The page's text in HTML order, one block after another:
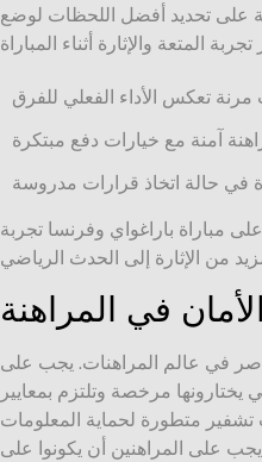
على تحديد أفضل اللحظات لوضع
مباراة باراغواي وفرنسا تجربة
في المراهنة
في عالم المراهنات. يجب على
يختارونها مرخصة وتلتزم بمعايير
تشفير متطورة لحماية المعلومات
على المراهنين أن يكونوا على